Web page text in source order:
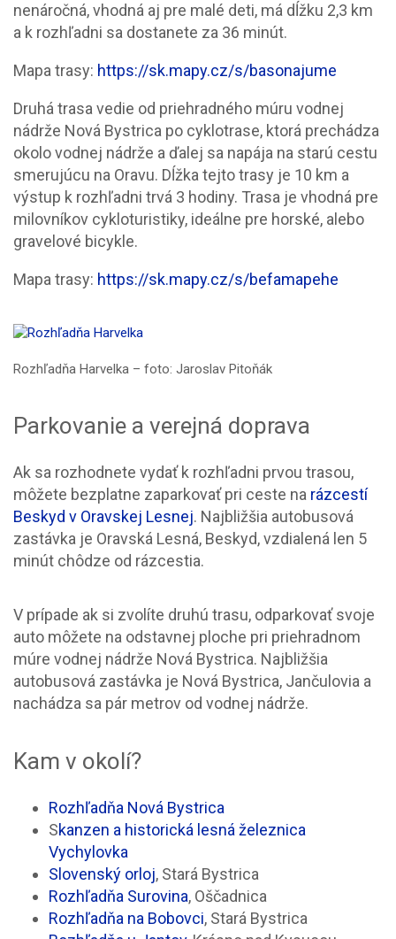
nenáročná, vhodná aj pre malé deti, má dĺžku 2,3 km
a k rozhľadni sa dostanete za 36 minút.
Mapa trasy: https://sk.mapy.cz/s/basonajume
Druhá trasa vedie od priehradného múru vodnej
nádrže Nová Bystrica po cyklotrase, ktorá prechádza
okolo vodnej nádrže a ďalej sa napája na starú cestu
smerujúcu na Oravu. Dĺžka tejto trasy je 10 km a
výstup k rozhľadni trvá 3 hodiny. Trasa je vhodná pre
milovníkov cykloturistiky, ideálne pre horské, alebo
gravelové bicykle.
Mapa trasy: https://sk.mapy.cz/s/befamapehe
Rozhľadňa Harvelka – foto: Jaroslav Pitoňák
Parkovanie a verejná doprava
Ak sa rozhodnete vydať k rozhľadni prvou trasou,
môžete bezplatne zaparkovať pri ceste na rázcestí
Beskyd v Oravskej Lesnej. Najbližšia autobusová
zastávka je Oravská Lesná, Beskyd, vzdialená len 5
minút chôdze od rázcestia.
V prípade ak si zvolíte druhú trasu, odparkovať svoje
auto môžete na odstavnej ploche pri priehradnom
múre vodnej nádrže Nová Bystrica. Najbližšia
autobusová zastávka je Nová Bystrica, Jančulovia a
nachádza sa pár metrov od vodnej nádrže.
Kam v okolí?
Rozhľadňa Nová Bystrica
Skanzen a historická lesná železnica
Vychylovka
Slovenský orloj, Stará Bystrica
Rozhľadňa Surovina, Oščadnica
Rozhľadňa na Bobovci, Stará Bystrica